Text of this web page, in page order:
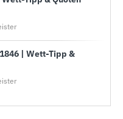
| Wett-Tipp &